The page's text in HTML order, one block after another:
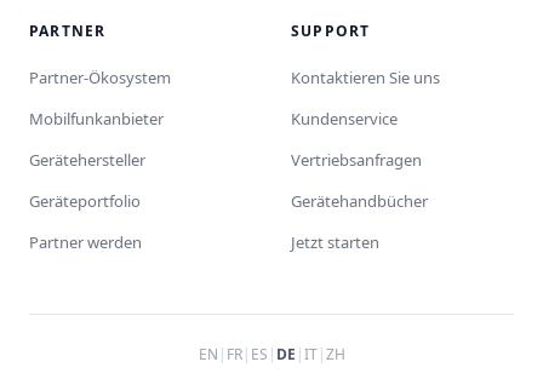
PARTNER
Partner-Ökosystem
Mobilfunkanbieter
Gerätehersteller
Geräteportfolio
Partner werden
SUPPORT
Kontaktieren Sie uns
Kundenservice
Vertriebsanfragen
Gerätehandbücher
Jetzt starten
EN FR| ES DE IT| ZH